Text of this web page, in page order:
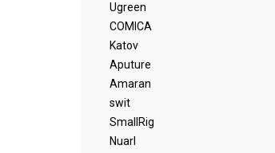
Ugreen
COMICA
Katov
Aputure
Amaran
swit
SmallRig
Nuarl